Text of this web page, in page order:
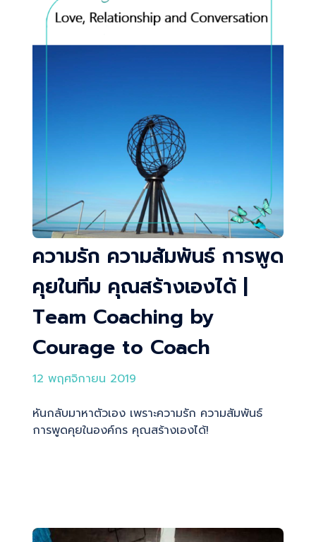
ความรัก ความสัมพันธ์ การพูด
คุยในทีม คุณสร้างเองได้ |
Team Coaching by
Courage to Coach
12 พฤศจิกายน 2019
หันกลับมาหาตัวเอง เพราะความรัก ความสัมพันธ์
การพูดคุยในองค์กร คุณสร้างเองได้!